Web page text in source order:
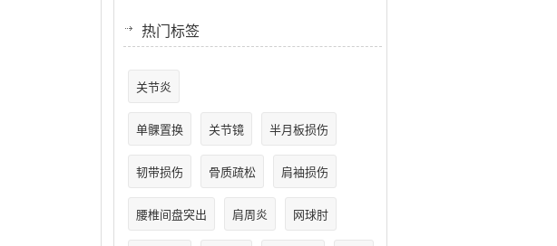
热门标签
关节炎
单髁置换 关节镜 半月板损伤
韧带损伤 骨质疏松 肩袖损伤
腰椎间盘突出 肩周炎 网球肘